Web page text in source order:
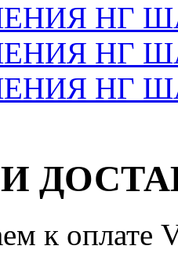
НГ
НГ
НГ
к оплате